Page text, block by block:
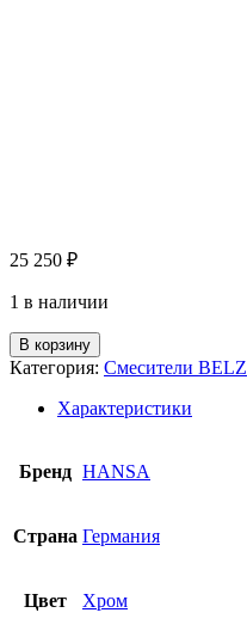
25 250 ₽
1 в наличии
В корзину
Категория: Смесители BELZ
Характеристики
Бренд HANSA
Страна Германия
Цвет Хром